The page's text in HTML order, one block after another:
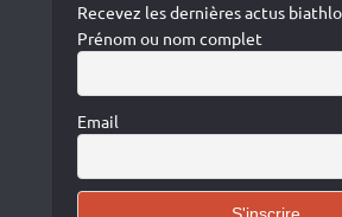
Recevez les dernières actus
Prénom ou nom complet
Email